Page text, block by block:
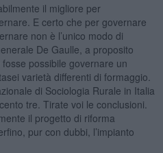
il migliore per
E certo che per governare
non è l’unico modo di
De Gaulle, a proposito
possibile governare un
varietà differenti di formaggio.
di Sociologia Rurale in Italia
tre. Tirate voi le conclusioni.
il progetto di riforma
pur con dubbi, l’impianto